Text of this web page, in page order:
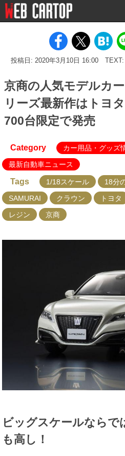
投稿日: 2020年3月10日 16:00
京商の人気モデルカ
リーズ最新作はトヨ
700台限定で発売
Category カー用品・グッズ
最新自動車ニュース
Tags 1/18スケール 18分
SAMURAI
クラウン トヨタ
レジン
京商
ビッグスケールならで
も高し！